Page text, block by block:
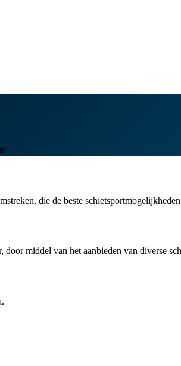
die de beste
middel van het aanbieden van diverse